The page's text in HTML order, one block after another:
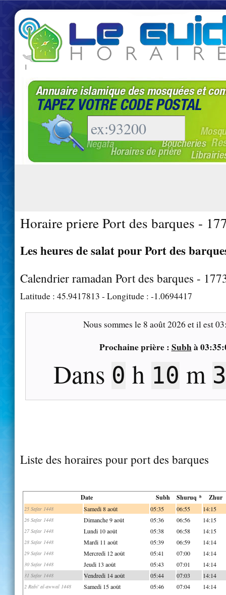
|
Horaire priere Port des barques -
Les heures de salat pour Port des
Calendrier ramadan Port des barques -
Latitude : 45.9417813 - Longitude : -1.0694417
Nous sommes le 8 août 2026 et il est
Prochaine prière : Subhà
Dans 0 h 10 m
Liste des horaires pour port des barques
Date Subh Shuruq * Zhur
25 Safar 1448 Samedi 8 août 05:35 06:55 14:15
26 Safar 1448 Dimanche 9 août 05:36 06:56 14:15
27 Safar 1448 Lundi 10 août 05:38 06:58 14:15
28 Safar 1448 Mardi 11 août 05:39 06:59 14:14
29 Safar 1448 Mercredi 12 août 05:41 07:00 14:14
30 Safar 1448 Jeudi 13 août 05:43 07:01 14:14
31 Safar 1448 Vendredi 14 août 05:44 07:03 14:14
2 Rabi' al-awwal 1448 Samedi 15 août 05:46 07:04 14:14